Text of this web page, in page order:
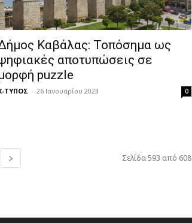
Καβάλας: Τοπόσημα ως
αποτυπώσεις σε
puzzle
ΤΥΠΟΣ - 26 Ιανουαρίου 2023 0
Σελίδα 593 από 608